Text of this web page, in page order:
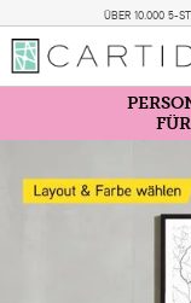
ÜBER 10.000 5-